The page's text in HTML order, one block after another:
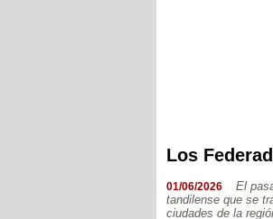
Agrario
Boxeo
Los
01/06/2026
El
tandilense que se
ciudades de la